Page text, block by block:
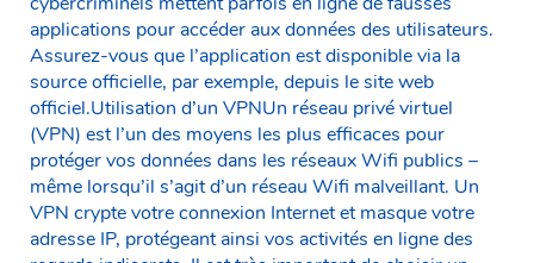
applications pour accéder aux données des utilisateurs.
Assurez-vous que l’application est disponible via la
source officielle, par exemple, depuis le site web
officiel.Utilisation d’un VPNUn réseau privé virtuel
(VPN) est l’un des moyens les plus efficaces pour
protéger vos données dans les réseaux Wifi publics –
même lorsqu’il s’agit d’un réseau Wifi malveillant. Un
VPN crypte votre connexion Internet et masque votre
adresse IP, protégeant ainsi vos activités en ligne des